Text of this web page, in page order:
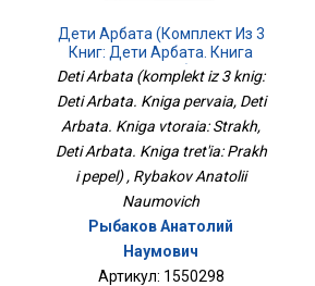
Дети Арбата (комплект Из 3
Книг: Дети Арбата. Книга
Первая, Дети Арбата. Книга
Вторая: Страх, Дети Арбата.
Книга Третья: Прах И Пепел)
Deti Arbata (komplekt iz 3 knig:
Deti Arbata. Kniga pervaia, Deti
Arbata. Kniga vtoraia: Strakh,
Deti Arbata. Kniga tret'ia: Prakh
i pepel) , Rybakov Anatolii
Naumovich
Рыбаков Анатолий
Наумович
Артикул: 1550298